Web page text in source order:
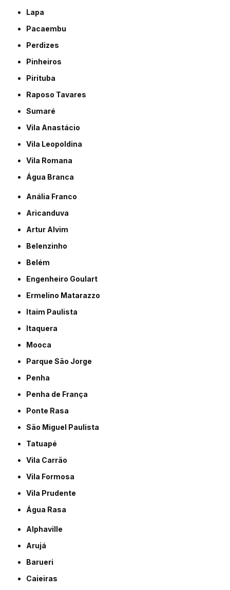
Lapa
Pacaembu
Perdizes
Pinheiros
Pirituba
Raposo Tavares
Sumaré
Vila Anastácio
Vila Leopoldina
Vila Romana
Água Branca
Anália Franco
Aricanduva
Artur Alvim
Belenzinho
Belém
Engenheiro Goulart
Ermelino Matarazzo
Itaim Paulista
Itaquera
Mooca
Parque São Jorge
Penha
Penha de França
Ponte Rasa
São Miguel Paulista
Tatuapé
Vila Carrão
Vila Formosa
Vila Prudente
Água Rasa
Alphaville
Arujá
Barueri
Caieiras